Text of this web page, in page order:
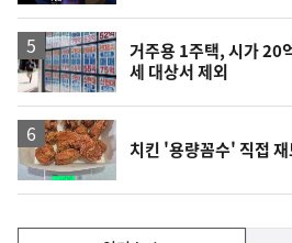
거주용 1주택, 시가 20
세 대상서 제외
치킨 '용량꼼수' 직접